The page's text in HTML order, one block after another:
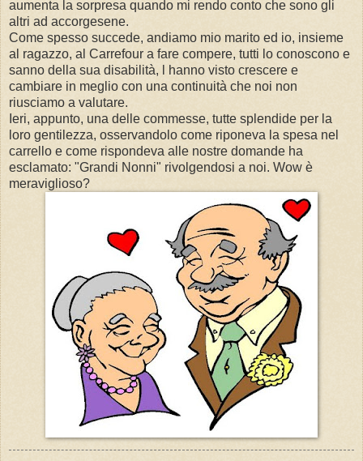
aumenta la sorpresa quando mi rendo conto che sono gli
altri ad accorgesene.
Come spesso succede, andiamo mio marito ed io, insieme
al ragazzo, al Carrefour a fare compere, tutti lo conoscono e
sanno della sua disabilità, l hanno visto crescere e
cambiare in meglio con una continuità che noi non
riusciamo a valutare.
Ieri, appunto, una delle commesse, tutte splendide per la
loro gentilezza, osservandolo come riponeva la spesa nel
carrello e come rispondeva alle nostre domande ha
esclamato: "Grandi Nonni" rivolgendosi a noi. Wow è
meraviglioso?